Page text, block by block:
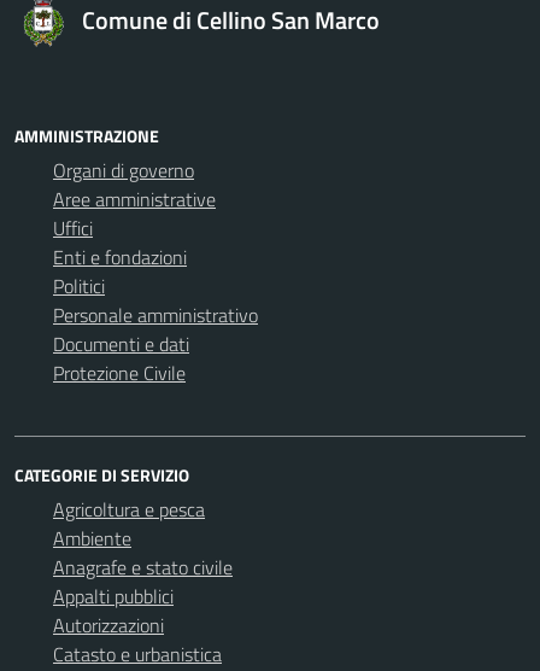
Comune di Cellino San Marco
AMMINISTRAZIONE
Organi di governo
Aree amministrative
Uffici
Enti e fondazioni
Politici
Personale amministrativo
Documenti e dati
Protezione Civile
CATEGORIE DI SERVIZIO
Agricoltura e pesca
Ambiente
Anagrafe e stato civile
Appalti pubblici
Autorizzazioni
Catasto e urbanistica